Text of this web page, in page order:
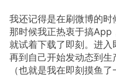
我还记得是在刷微博的时
那时候我正热衷于搞App
就试着下载了即刻。进入
再到自己开始发动态到
（也就是我在即刻摸鱼